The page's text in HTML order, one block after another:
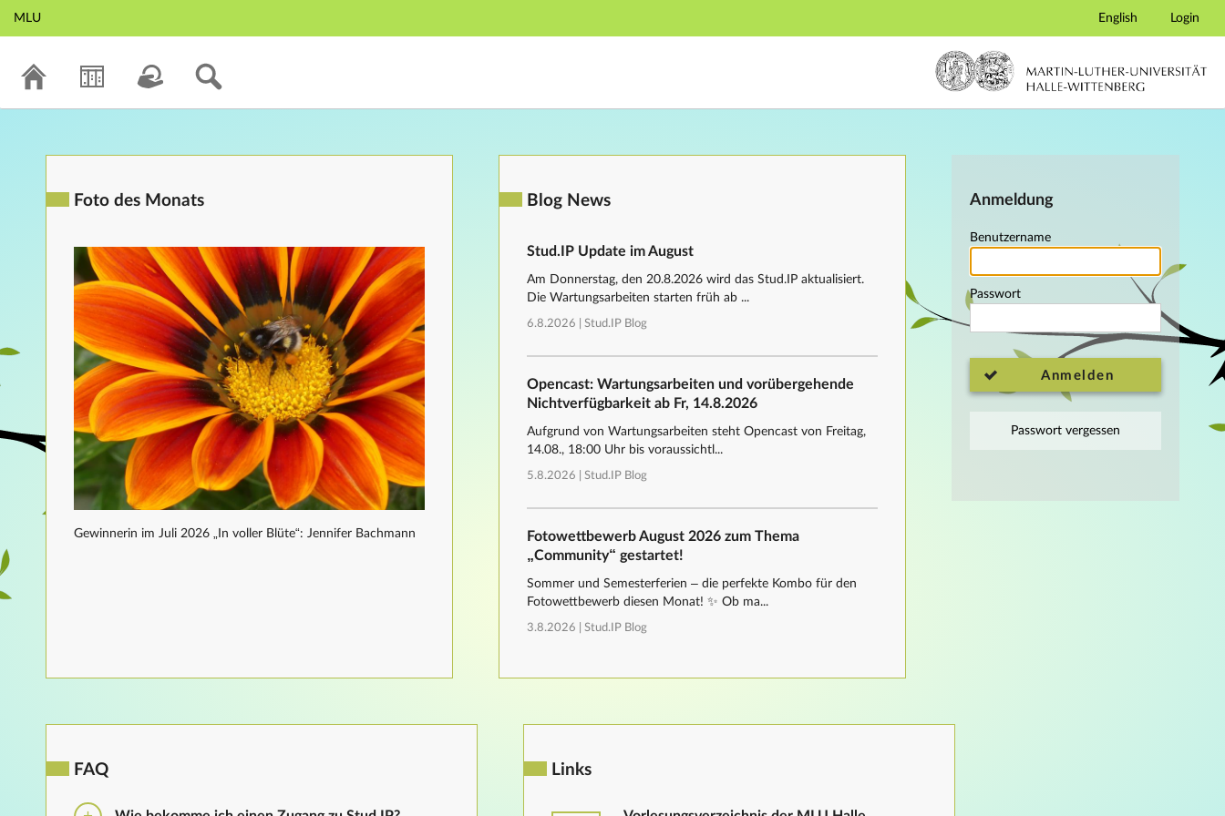
Hauptnavigation
MLU English Login
Anmeldung
Benutzername
Passwort
Anmelden
Passwort vergessen
Foto des Monats
Gewinnerin im Juli 2026 „In voller Blüte“: Jennifer Bachmann
Blog News
Stud.IP Update im August
Am Donnerstag, den 20.8.2026 wird das Stud.IP aktualisiert.
Die Wartungsarbeiten starten früh ab ...
6.8.2026 | Stud.IP Blog
Opencast: Wartungsarbeiten und vorübergehende
Nichtverfügbarkeit ab Fr, 14.8.2026
Aufgrund von Wartungsarbeiten steht Opencast von Freitag,
14.08., 18:00 Uhr bis voraussichtl...
5.8.2026 | Stud.IP Blog
Fotowettbewerb August 2026 zum Thema
„Community“ gestartet!
Sommer und Semesterferien – die perfekte Kombo für den
Fotowettbewerb diesen Monat! ✨ Ob ma...
3.8.2026 | Stud.IP Blog
FAQ Links